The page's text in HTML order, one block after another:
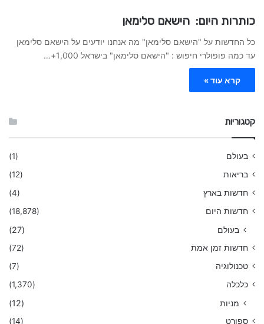
כותרות היום: הישאם סלימאן
כל החדשות על "הישאם סלימאן" מה אנחנו יודעים על הישאם סלימאן
עד כמה פופולרי חיפוש : "הישאם סלימאן" בישראל 1,000+…
קרא עוד »
קטגוריות
בעולם
(1)
בריאות
(12)
חדשות בארץ
(4)
חדשות היום
(18,878)
בעולם (27)
חדשות זמן אמת
(72)
טכנולוגיה
(7)
כלכלה
(1,370)
מניות (12)
ספורט
(14)